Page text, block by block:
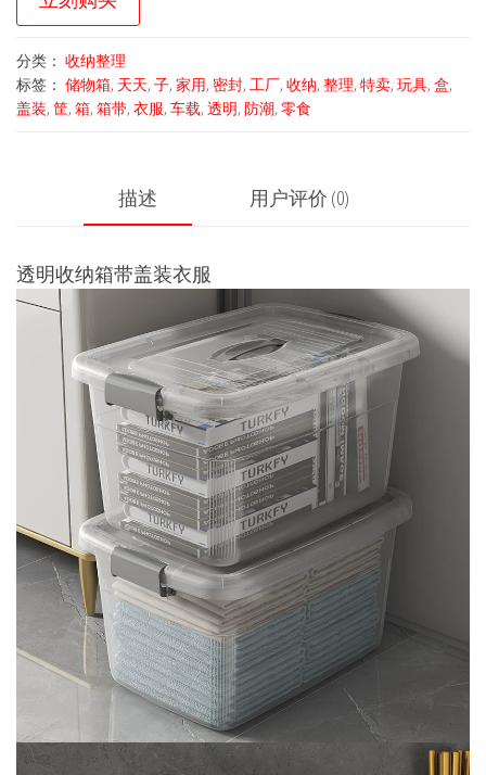
分类： 收纳整理
标签： 储物箱, 天天, 子, 家用, 密封, 工厂, 收纳, 整理, 特卖, 玩具, 盒,
盖装, 筐, 箱, 箱带, 衣服, 车载, 透明, 防潮, 零食
描述 用户评价 (0)
透明收纳箱带盖装衣服